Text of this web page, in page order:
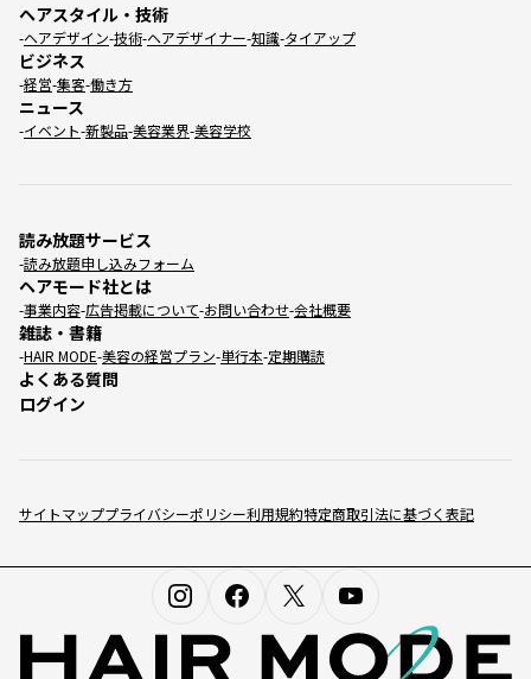
サイトマッププライバシーポリシー利用規約特定商取引法に基づく表記
ヘアスタイル・技術
ヘアデザイン 技術 ヘアデザイナー 知識 タイアップ
ビジネス
経営 集客 働き方
ニュース
イベント 新製品 美容業界 美容学校
読み放題サービス
読み放題申し込みフォーム
ヘアモード社とは
事業内容 広告掲載について お問い合わせ 会社概要
雑誌・書籍
HAIR MODE 美容の経営プラン 単行本 定期購読
よくある質問
ログイン